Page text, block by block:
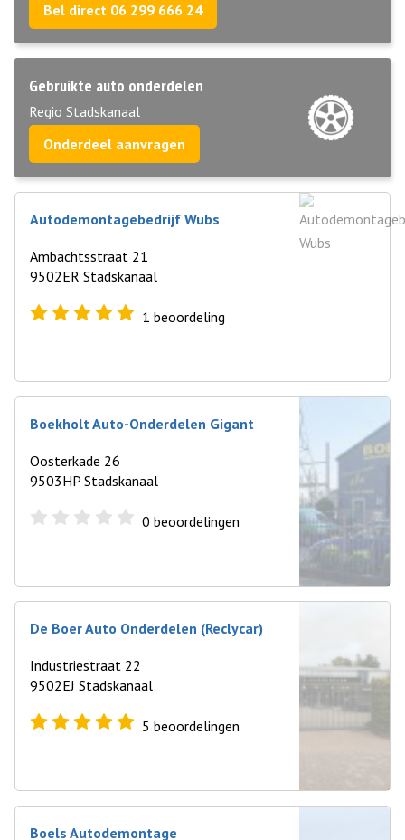
Bel direct 06 299 666 24
Gebruikte auto onderdelen
Regio Stadskanaal
Onderdeel aanvragen
Autodemontagebedrijf Wubs
Ambachtsstraat 21
9502ER Stadskanaal
1 beoordeling
Boekholt Auto-Onderdelen Gigant
Oosterkade 26
9503HP Stadskanaal
0 beoordelingen
De Boer Auto Onderdelen (Reclycar)
Industriestraat 22
9502EJ Stadskanaal
5 beoordelingen
Boels Autodemontage